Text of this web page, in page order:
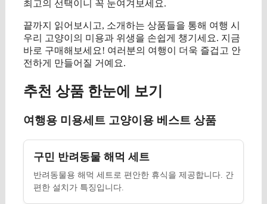
최고의 선택이니 꼭 눈여겨보세요.
끝까지 읽어보시고, 소개하는 상품들을 통해 여행 시
우리 고양이의 미용과 위생을 손쉽게 챙기세요. 지금
바로 구매해보세요! 여러분의 여행이 더욱 즐겁고 안
전하게 만들어질 거예요.
추천 상품 한눈에 보기
여행용 미용세트 고양이용 베스트 상품
구민 반려동물 해먹 세트
반려동물용 해먹 세트로 편안한 휴식을 제공합니다. 간
편한 설치가 특징입니다.